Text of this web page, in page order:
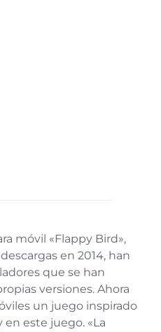
móvil «Flappy Bird»,
en 2014, han
que se han
versiones. Ahora
un juego inspirado
en este juego. «La